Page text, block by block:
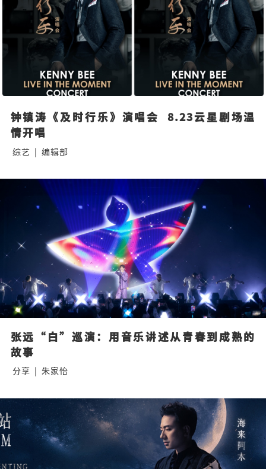
钟镇涛《及时行乐》演唱会  8.23云星剧场温
情开唱
综艺 | 编辑部
张远“白”巡演：用音乐讲述从青春到成熟的
故事
分享 | 朱家怡